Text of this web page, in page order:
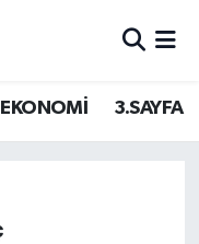
EKONOMİ 3.SAYFA